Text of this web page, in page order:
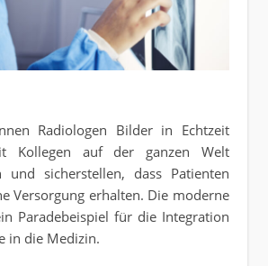
Radiologen Bilder in Echtzeit
Kollegen auf der ganzen Welt
und sicherstellen, dass Patienten
Versorgung erhalten. Die moderne
Paradebeispiel für die Integration
in die Medizin.